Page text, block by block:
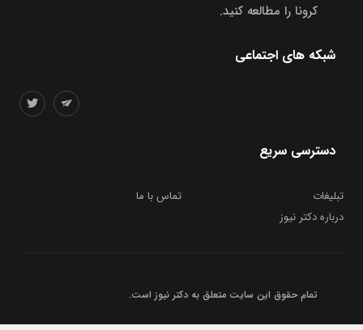
کرونا را مطالعه کنید.
شبکه های اجتماعی
دسترسی سریع
تبلیغات
تماس با ما
درباره دکتر نیوز
تمام حقوق این سایت متعلق به دکتر نیوز است.